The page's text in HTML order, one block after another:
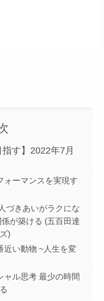
指す】2022年7月
ォーマンスを実現す
づきあいがラクにな
が築ける (五百田達
)
近い動物 ~人生を変
ャル思考 最少の時間